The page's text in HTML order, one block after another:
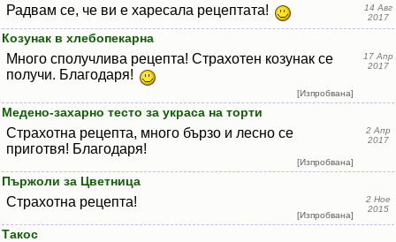
Радвам се, че ви е харесала рецептата!
14 Авг
2017
Козунак в хлебопекарна
Много сполучлива рецепта! Страхотен козунак се
получи. Благодаря!
[Изпробвана]
17 Апр
2017
Медено-захарно тесто за украса на торти
Страхотна рецепта, много бързо и лесно се
приготвя! Благодаря!
[Изпробвана]
2 Апр
2017
Пържоли за Цветница
Страхотна рецепта!
[Изпробвана]
2 Ное
2015
Такос